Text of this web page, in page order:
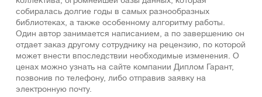
собиралась долгие годы в самых разнообразных
библиотеках, а также особенному алгоритму работы.
Один автор занимается написанием, а по завершению он
отдает заказ другому сотруднику на рецензию, по которой
может внести впоследствии необходимые изменения. О
ценах можно узнать на сайте компании Диплом Гарант,
позвонив по телефону, либо отправив заявку на
электронную почту.